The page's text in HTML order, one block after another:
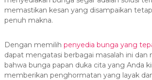
memastikan kesan yang disampaikan
penuh makna.
Dengan memilih penyedia bunga yang
dapat mengatasi berbagai masalah ini dan
bahwa bunga papan duka cita yang Anda
memberikan penghormatan yang layak